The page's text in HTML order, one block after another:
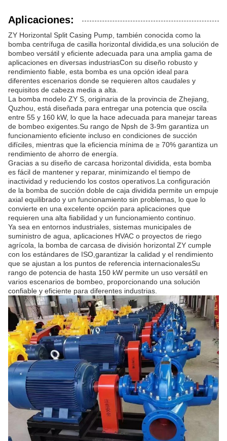
Aplicaciones:
ZY Horizontal Split Casing Pump, también conocida como la
bomba centrífuga de casilla horizontal dividida,es una solución de
bombeo versátil y eficiente adecuada para una amplia gama de
aplicaciones en diversas industriasCon su diseño robusto y
rendimiento fiable, esta bomba es una opción ideal para
diferentes escenarios donde se requieren altos caudales y
requisitos de cabeza media a alta.
La bomba modelo ZY S, originaria de la provincia de Zhejiang,
Quzhou, está diseñada para entregar una potencia que oscila
entre 55 y 160 kW, lo que la hace adecuada para manejar tareas
de bombeo exigentes.Su rango de Npsh de 3-9m garantiza un
funcionamiento eficiente incluso en condiciones de succión
difíciles, mientras que la eficiencia mínima de ≥ 70% garantiza un
rendimiento de ahorro de energía.
Gracias a su diseño de carcasa horizontal dividida, esta bomba
es fácil de mantener y reparar, minimizando el tiempo de
inactividad y reduciendo los costos operativos.La configuración
de la bomba de succión doble de caja dividida permite un empuje
axial equilibrado y un funcionamiento sin problemas, lo que lo
convierte en una excelente opción para aplicaciones que
requieren una alta fiabilidad y un funcionamiento continuo.
Ya sea en entornos industriales, sistemas municipales de
suministro de agua, aplicaciones HVAC o proyectos de riego
agrícola, la bomba de carcasa de división horizontal ZY cumple
con los estándares de ISO,garantizar la calidad y el rendimiento
que se ajustan a los puntos de referencia internacionalesSu
rango de potencia de hasta 150 kW permite un uso versátil en
varios escenarios de bombeo, proporcionando una solución
confiable y eficiente para diferentes industrias.